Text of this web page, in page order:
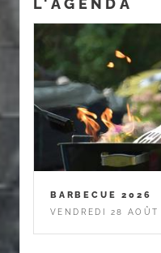
L'AGENDA
BARBECUE 2026
VENDREDI 28